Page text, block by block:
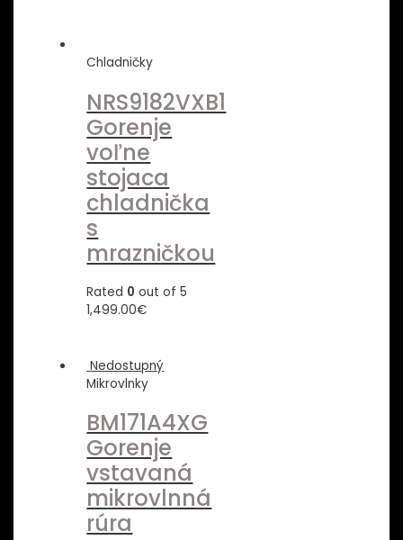
Chladničky
NRS9182VXB1
Gorenje
voľne
stojaca
chladnička
s
mrazničkou
Rated 0 out of 5
1,499.00€
Nedostupný
Mikrovlnky
BM171A4XG
Gorenje
vstavaná
mikrovlnná
rúra